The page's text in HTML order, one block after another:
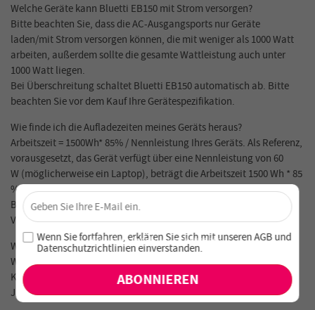
Welche Geräte kann Bluetti EB150 mit Strom versorgen?
Bitte beachten Sie, dass die AC-Ausgangsports nur Geräte
laden/mit Strom versorgen können, die mit weniger als 1000 Watt
arbeiten, außerdem sollte die gesamte Wattleistung auch unter
1000 Watt liegen.
Bei Überschreitung schaltet Bluetti EB150 automatisch ab. Bitte
beachten Sie vor dem Kauf Ihre Gerätespezifikation.
Wie finde ich die Aufladezeiten meines Geräts heraus?
Arbeitszeit = 1500Wh* 85% / Nennleistung Ihres Geräts. Als Referenz,
vorausgesetzt, das Gerät verfügt über eine Nennleistung von 60
W (möglicherweise ein Laptop), beträgt die Arbeitszeit 1500 Wh * 85
% / 60 W = 21,3 Stunden (geschätzte Zeit).
Bitte beachten: Der tatsächliche Stromverbrauch variiert je nach
Verwendungszweck.
Welche Art von Batteriezelle wird im Kraftwerk EB150 verwendet?
Wir haben eine LG Li-Ion-Batteriezelle, 4S3P, eingebaut.
Kann man gleichzeitig laden und entladen?
Ja, kann es.
Sichere dir 4 % Rabatt – Jetzt abonnieren!
Melde dich für unseren Newsletter an und verpasse keine
exklusiven Angebote und Neuheiten!
×
Wenn Sie fortfahren, erklären Sie sich mit unserenAGBund
Datenschutzrichtlinien einverstanden.